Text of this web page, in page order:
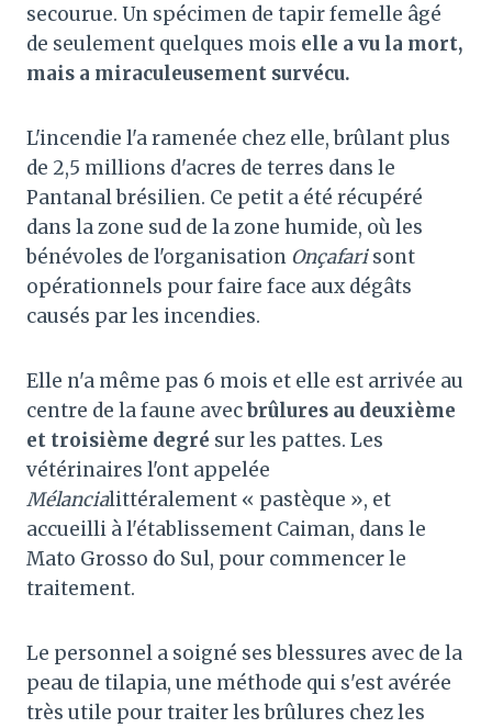
secourue. Un spécimen de tapir femelle âgé
de seulement quelques mois elle a vu la mort,
mais a miraculeusement survécu.
L'incendie l'a ramenée chez elle, brûlant plus
de 2,5 millions d'acres de terres dans le
Pantanal brésilien. Ce petit a été récupéré
dans la zone sud de la zone humide, où les
bénévoles de l'organisation Onçafarisont
opérationnels pour faire face aux dégâts
causés par les incendies.
Elle n'a même pas 6 mois et elle est arrivée au
centre de la faune avecbrûlures au deuxième
et troisième degré sur les pattes. Les
vétérinaires l'ont appelée
Mélancialittéralement « pastèque », et
accueilli à l'établissement Caiman, dans le
Mato Grosso do Sul, pour commencer le
traitement.
Le personnel a soigné ses blessures avec de la
peau de tilapia, une méthode qui s'est avérée
très utile pour traiter les brûlures chez les